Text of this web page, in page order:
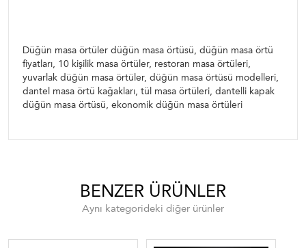
Düğün masa örtüler düğün masa örtüsü, düğün masa örtü
fiyatları, 10 kişilik masa örtüler, restoran masa örtüleri,
yuvarlak düğün masa örtüler, düğün masa örtüsü modelleri,
dantel masa örtü kağakları, tül masa örtüleri, dantelli kapak
düğün masa örtüsü, ekonomik düğün masa örtüleri
BENZER ÜRÜNLER
Aynı kategorideki diğer ürünler